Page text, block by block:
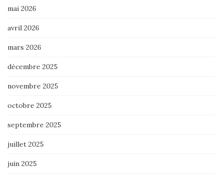
mai 2026
avril 2026
mars 2026
décembre 2025
novembre 2025
octobre 2025
septembre 2025
juillet 2025
juin 2025